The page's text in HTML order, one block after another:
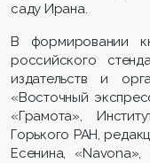
саду Ирана.
В формировании
российского
издательств и
«Восточный
«Грамота»,
Горького РАН,
Есенина,